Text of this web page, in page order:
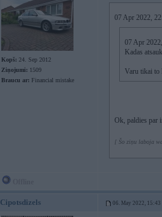
Kopš: 24. Sep 2012
Ziņojumi: 1509
Braucu ar: Financial mistake
07 Apr 2022,
07 Apr
Kadas
Varu tikai to
Ok, paldies par
[ Šo ziņu laboja
Cipotsdizels 06. May 2022, 15:43